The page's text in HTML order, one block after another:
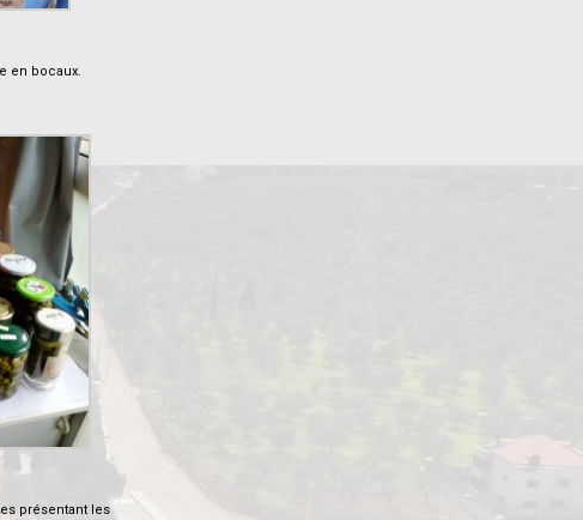
en bocaux.
présentant les